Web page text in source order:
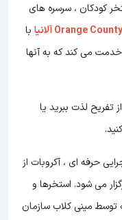
کودکان ، سرسره های
با
خدمت می کند که به آنها
تفریح لذت ببرید یا
حرفه ای ، آکروبات از
می شود. استخرها و
دارد که توسط مینی کلاب سازمان